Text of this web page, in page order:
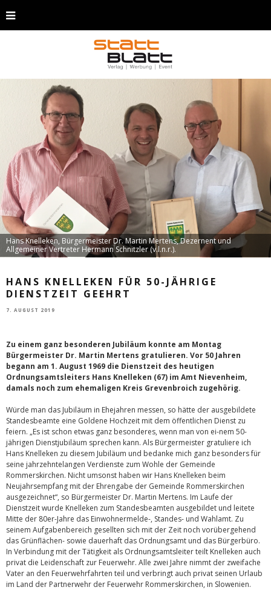
Hans Knelleken, Bürgermeister Dr. Martin Mertens, Dezernent und
Allgemeiner Vertreter Hermann Schnitzler (v.l.n.r.).
HANS KNELLEKEN FÜR 50-JÄHRIGE
DIENSTZEIT GEEHRT
7. AUGUST 2019
Zu einem ganz besonderen Jubiläum konnte am Montag
Bürgermeister Dr. Martin Mertens gratulieren. Vor 50 Jahren
begann am 1. August 1969 die Dienstzeit des heutigen
Ordnungsamtsleiters Hans Knelleken (67) im Amt Nievenheim,
damals noch zum ehemaligen Kreis Grevenbroich zugehörig.
Würde man das Jubiläum in Ehejahren messen, so hätte der ausgebildete
Standesbeamte eine Goldene Hochzeit mit dem öffentlichen Dienst zu
feiern. „Es ist schon etwas ganz besonderes, wenn man von ei-nem 50-
jährigen Dienstjubiläum sprechen kann. Als Bürgermeister gratuliere ich
Hans Knelleken zu diesem Jubiläum und bedanke mich ganz besonders für
seine jahrzehntelangen Verdienste zum Wohle der Gemeinde
Rommerskirchen. Nicht umsonst haben wir Hans Knelleken beim
Neujahrsempfang mit der Ehrengabe der Gemeinde Rommerskirchen
ausgezeichnet“, so Bürgermeister Dr. Martin Mertens. Im Laufe der
Dienstzeit wurde Knelleken zum Standesbeamten ausgebildet und leitete
Mitte der 80er-Jahre das Einwohnermelde-, Standes- und Wahlamt. Zu
seinem Aufgabenbereich gesellten sich mit der Zeit noch vorübergehend
das Grünflächen- sowie dauerhaft das Ordnungsamt und das Bürgerbüro.
In Verbindung mit der Tätigkeit als Ordnungsamtsleiter teilt Knelleken auch
privat die Leidenschaft zur Feuerwehr. Alle zwei Jahre nimmt der zweifache
Vater an den Feuerwehrfahrten teil und verbringt auch privat seinen Urlaub
im Land der Partnerwehr der Feuerwehr Rommerskirchen, in Slowenien.